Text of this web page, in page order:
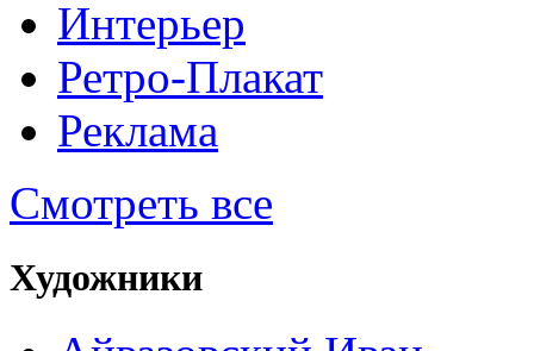
Интерьер
Ретро-Плакат
Реклама
Смотреть все
Художники